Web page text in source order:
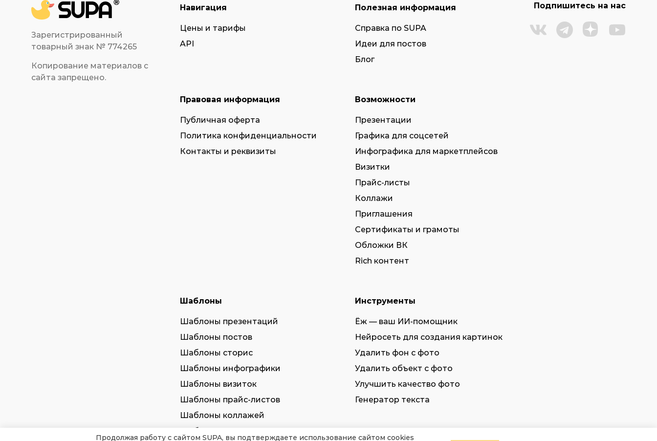
Зарегистрированный
товарный знак № 774265
Копирование материалов с
сайта запрещено.
Навигация
Цены и тарифы
API
Полезная информация
Справка по SUPA
Идеи для постов
Блог
Правовая информация
Публичная оферта
Политика конфиденциальности
Контакты и реквизиты
Возможности
Презентации
Графика для соцсетей
Инфографика для маркетплейсов
Визитки
Прайс-листы
Коллажи
Приглашения
Сертификаты и грамоты
Обложки ВК
Rich контент
Шаблоны
Шаблоны презентаций
Шаблоны постов
Шаблоны сторис
Шаблоны инфографики
Шаблоны визиток
Шаблоны прайс-листов
Шаблоны коллажей
Шаблоны мокапов
Инструменты
Ёж — ваш ИИ-помощник
Нейросеть для создания картинок
Удалить фон с фото
Удалить объект с фото
Улучшить качество фото
Генератор текста
Подпишитесь на нас
Продолжая работу с сайтом SUPA, вы подтверждаете использование сайтом cookies